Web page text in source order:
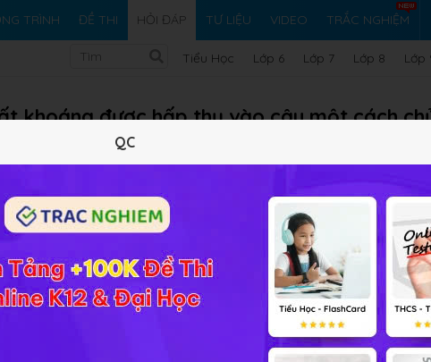
TRÌNH ĐỀ THI HỎI ĐÁP TƯ LIỆU VIDEO TRẮC NGHIỆM
Tiểu Học Lớp 6 Lớp 7 Lớp 8 Lớp
khoáng được hấp thụ vào cây một cách
thức nào?
cây một cách chủ động được diễn ra theo phương thức: Vận
QC